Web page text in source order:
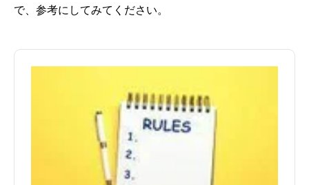
で、参考にしてみてください。